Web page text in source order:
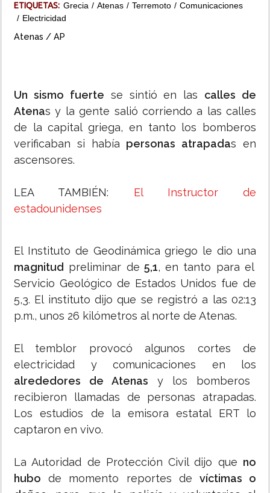
ETIQUETAS: Grecia Atenas Terremoto
Comunicaciones
Electricidad
Atenas / AP
Un sismo fuerte se sintió en las calles de
Atenas y la gente salió corriendo a las calles
de la capital griega, en tanto los bomberos
verificaban si había personas atrapadas en
ascensores.
LEA TAMBIÉN: El Instructor de
estadounidenses
El Instituto de Geodinámica griego le dio una
magnitud preliminar de 5,1, en tanto para el
Servicio Geológico de Estados Unidos fue de
5,3. El instituto dijo que se registró a las 02:13
p.m., unos 26 kilómetros al norte de Atenas.
El temblor provocó algunos cortes de
electricidad y comunicaciones en los
alrededores de Atenas y los bomberos
recibieron llamadas de personas atrapadas.
Los estudios de la emisora estatal ERT lo
captaron en vivo.
La Autoridad de Protección Civil dijo que no
hubo de momento reportes de víctimas o